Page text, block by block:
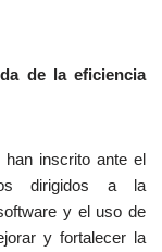
de la eficiencia
han inscrito ante el
dirigidos a la
y el uso de
y fortalecer la